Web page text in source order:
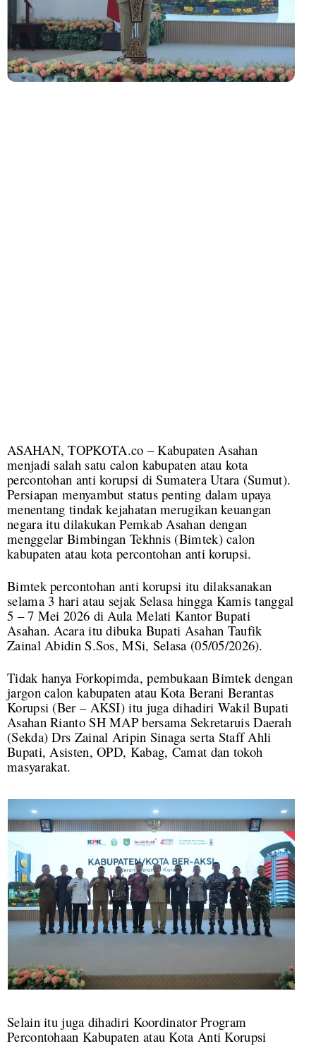
ASAHAN, TOPKOTA.co – Kabupaten Asahan
menjadi salah satu calon kabupaten atau kota
percontohan anti korupsi di Sumatera Utara (Sumut).
Persiapan menyambut status penting dalam upaya
menentang tindak kejahatan merugikan keuangan
negara itu dilakukan Pemkab Asahan dengan
menggelar Bimbingan Tekhnis (Bimtek) calon
kabupaten atau kota percontohan anti korupsi.
Bimtek percontohan anti korupsi itu dilaksanakan
selama 3 hari atau sejak Selasa hingga Kamis tanggal
5 – 7 Mei 2026 di Aula Melati Kantor Bupati
Asahan. Acara itu dibuka Bupati Asahan Taufik
Zainal Abidin S.Sos, MSi, Selasa (05/05/2026).
Tidak hanya Forkopimda, pembukaan Bimtek dengan
jargon calon kabupaten atau Kota Berani Berantas
Korupsi (Ber – AKSI) itu juga dihadiri Wakil Bupati
Asahan Rianto SH MAP bersama Sekretaruis Daerah
(Sekda) Drs Zainal Aripin Sinaga serta Staff Ahli
Bupati, Asisten, OPD, Kabag, Camat dan tokoh
masyarakat.
Selain itu juga dihadiri Koordinator Program
Percontohaan Kabupaten atau Kota Anti Korupsi